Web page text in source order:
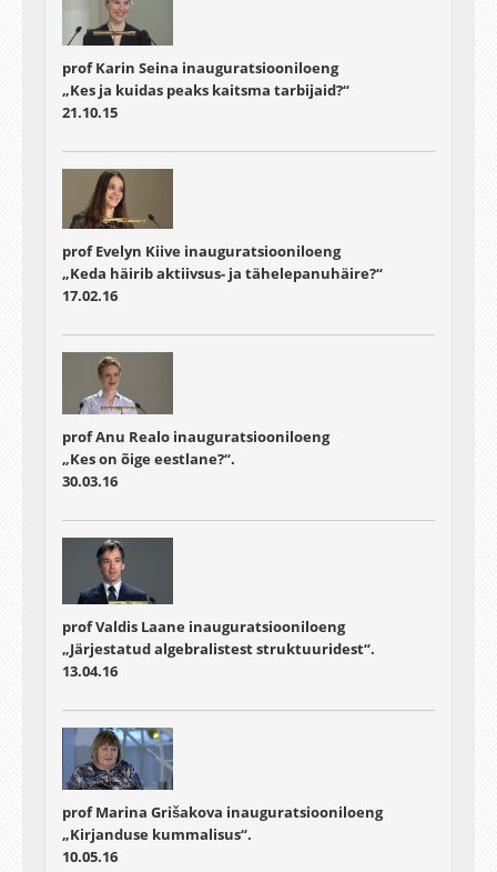
prof Karin Seina inauguratsiooniloeng
„Kes ja kuidas peaks kaitsma tarbijaid?“
21.10.15
prof Evelyn Kiive inauguratsiooniloeng
„Keda häirib aktiivsus- ja tähelepanuhäire?“
17.02.16
prof Anu Realo inauguratsiooniloeng
„Kes on õige eestlane?“.
30.03.16
prof Valdis Laane inauguratsiooniloeng
„Järjestatud algebralistest struktuuridest“.
13.04.16
prof Marina Grišakova inauguratsiooniloeng
„Kirjanduse kummalisus“.
10.05.16